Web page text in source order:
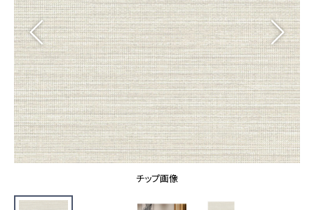
ブランド・コレクション
Lilycolor Coordinate 着せ替えシミュレーション
床材
サステナブル商品
ノンワックス床タイル
壁紙機能性ガイド
施工事例 トップ
医療・福祉施設
ホテル・オフィス・店舗
モデルハウス
新築戸建・マンション
#リリカラのある暮らし
リリカラノート
ショールーム
ショールーム トップ
東京ショールーム
大阪ショールーム
お客様サポート
お客様サポート トップ
画像ダウンロード
チップ画像